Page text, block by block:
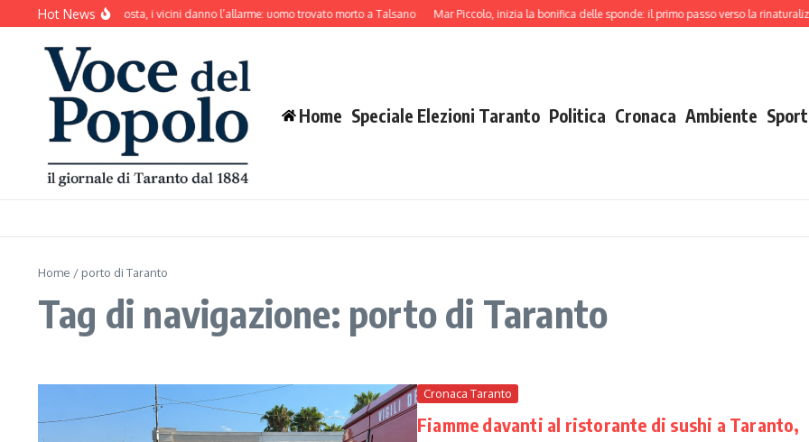
Salta al contenuto
Hot News
abbaia senza sosta, i vicini danno l’allarme: uomo trovato morto a Talsano Mar Piccolo, inizia la bonifica delle sponde: il primo passo verso la
Home Speciale Elezioni Taranto Politica Cronaca Ambiente Sport
Home / porto di Taranto
Tag di navigazione: porto di Taranto
Cronaca Taranto
Fiamme davanti al ristorante di sushi a Taranto,